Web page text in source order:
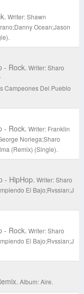
Writer: Shawn
Ocean;Jason
- Rock. Writer: Sharo
Campeones Del Pueblo
- Rock. Writer: Franklin
Noriega;Sharo
(Remix) (Single).
- HipHop. Writer: Sharo
El Bajo;Rvssian;J
- Rock. Writer: Sharo
El Bajo;Rvssian;J
Album: Aire.